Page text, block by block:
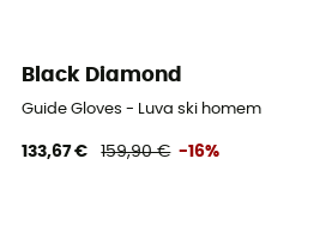
Black Diamond
Guide Gloves - Luva ski homem
133,67 € 159,90 € -16%